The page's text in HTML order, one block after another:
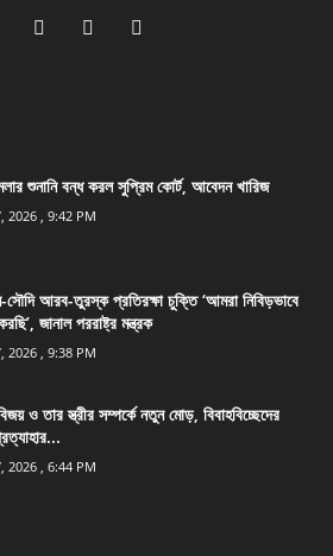
শুনানি বন্ধ করল সুপ্রিম কোর্ট, আবেদন খারিজ
2026 , 9:42 PM
সৌদি আরব-তুরস্ক প্রতিরক্ষা চুক্তি ‘আমরা নিবিড়ভাবে
জানাল পররাষ্ট্র মন্ত্রক
2026 , 9:38 PM
ও তার স্ত্রীর সম্পর্কে নতুন মোড়, বিবাহবিচ্ছেদের
2026 , 6:44 PM